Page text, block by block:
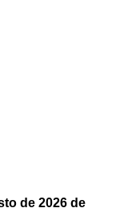
de 2026 de